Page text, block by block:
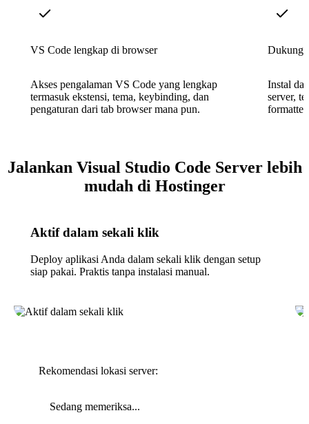
VS Code lengkap di browser
Akses pengalaman VS Code yang lengkap
termasuk ekstensi, tema, keybinding, dan
pengaturan dari tab browser mana pun.
Instal
server,
Jalankan Visual Studio Code Server lebih
mudah di Hostinger
Aktif dalam sekali klik
Deploy aplikasi Anda dalam sekali klik dengan setup
siap pakai. Praktis tanpa instalasi manual.
Rekomendasi lokasi server:
Sedang memeriksa...